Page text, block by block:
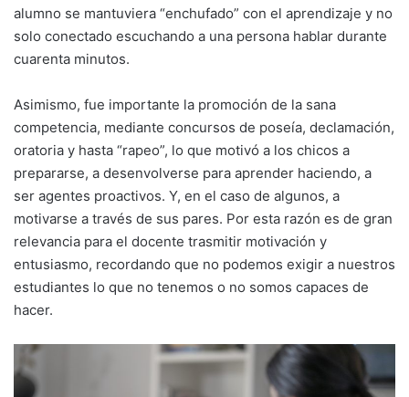
alumno se mantuviera “enchufado” con el aprendizaje y no
solo conectado escuchando a una persona hablar durante
cuarenta minutos.
Asimismo, fue importante la promoción de la sana
competencia, mediante concursos de poseía, declamación,
oratoria y hasta “rapeo”, lo que motivó a los chicos a
prepararse, a desenvolverse para aprender haciendo, a
ser agentes proactivos. Y, en el caso de algunos, a
motivarse a través de sus pares. Por esta razón es de gran
relevancia para el docente trasmitir motivación y
entusiasmo, recordando que no podemos exigir a nuestros
estudiantes lo que no tenemos o no somos capaces de
hacer.